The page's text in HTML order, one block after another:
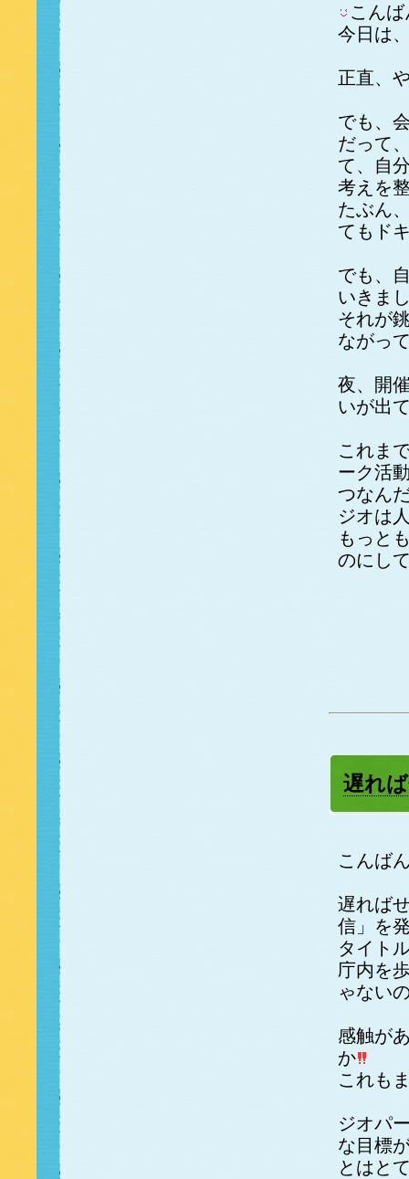
こん
今日は
正直、
でも、
だって
て、自
考えを
たぶん
てもド
でも、
いきま
それが
ながっ
夜、開
いが出
これま
ーク活
つなん
ジオは
もっと
のにし
遅れ
こんば
遅れば
信」を
タイト
庁内を
ゃない
感触が
か
これも
ジオパ
な目標
とはと